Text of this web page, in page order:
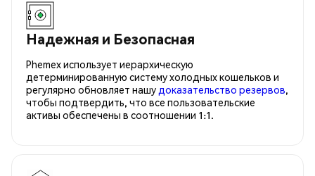
Надежная и Безопасная
Phemex использует иерархическую
детерминированную систему холодных кошельков и
регулярно обновляет нашу доказательство резервов,
чтобы подтвердить, что все пользовательские
активы обеспечены в соотношении 1:1.